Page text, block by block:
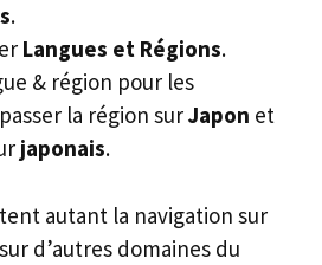
.
Langues et Régions.
& région pour les
la région surJapon et
japonais.
autant la navigation sur
d’autres domaines du